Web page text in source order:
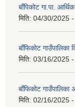
बाँपिकोट गा.पा.
मिति: 04/30/2025
बाँफिकोट गाउँपालिका
मिति: 03/16/2025
बाँफिकोट गाउँपालिका
मिति: 02/16/2025